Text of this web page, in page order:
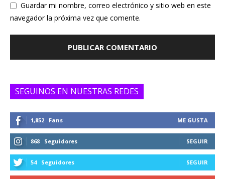
Guardar mi nombre, correo electrónico y sitio web en este
navegador la próxima vez que comente.
SEGUINOS EN NUESTRAS REDES
1,852 Fans ME GUSTA
868 Seguidores SEGUIR
54 Seguidores SEGUIR